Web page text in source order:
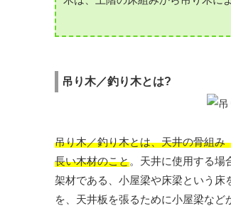
吊り木／釣り木とは?
吊り木／釣り木とは、天井の骨組
長い木材のこと。天井に使用する場
架材である、小屋梁や床梁という
を、天井板を張るために小屋梁など